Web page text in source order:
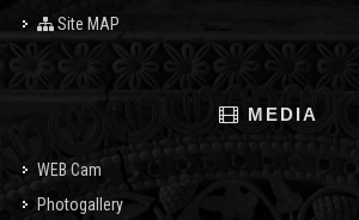
Site MAP
MEDIA
WEB Cam
Photogallery